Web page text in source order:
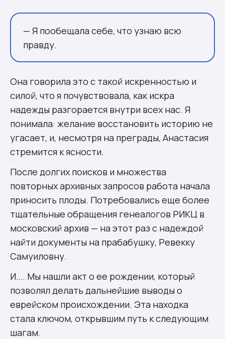
— Я пообещала себе, что узнаю всю
правду.
Она говорила это с такой искренностью и
силой, что я почувствовала, как искра
надежды разгорается внутри всех нас. Я
понимала: желание восстановить историю не
угасает, и, несмотря на преграды, Анастасия
стремится к ясности.
После долгих поисков и множества
повторных архивных запросов работа начала
приносить плоды. Потребовались еще более
тщательные обращения генеалогов РИКЦ в
московский архив — на этот раз с надеждой
найти документы на прабабушку, Ревекку
Самуиловну.
И…. Мы нашли акт о ее рождении, который
позволял делать дальнейшие выводы о
еврейском происхождении. Эта находка
стала ключом, открывшим путь к следующим
шагам.